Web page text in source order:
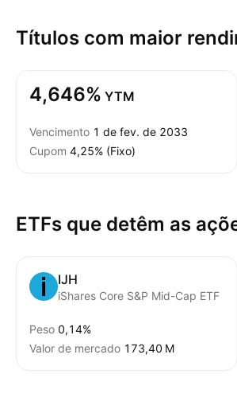
Títulos com maior
4,646% YTM
Vencimento 1 de fev. de 2033
Cupom 4,25% (Fixo)
ETFs que detêm as
IJH
iShares Core S&P Mid-Cap ETF
Peso 0,14%
Valor de mercado ‪173,40 M‬